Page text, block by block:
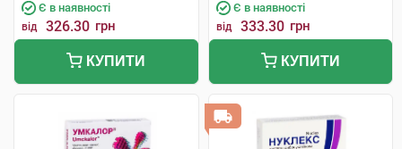
Є в наявності
від 326.30 грн
КУПИТИ
Є в наявності
від 333.30 грн
КУПИТИ